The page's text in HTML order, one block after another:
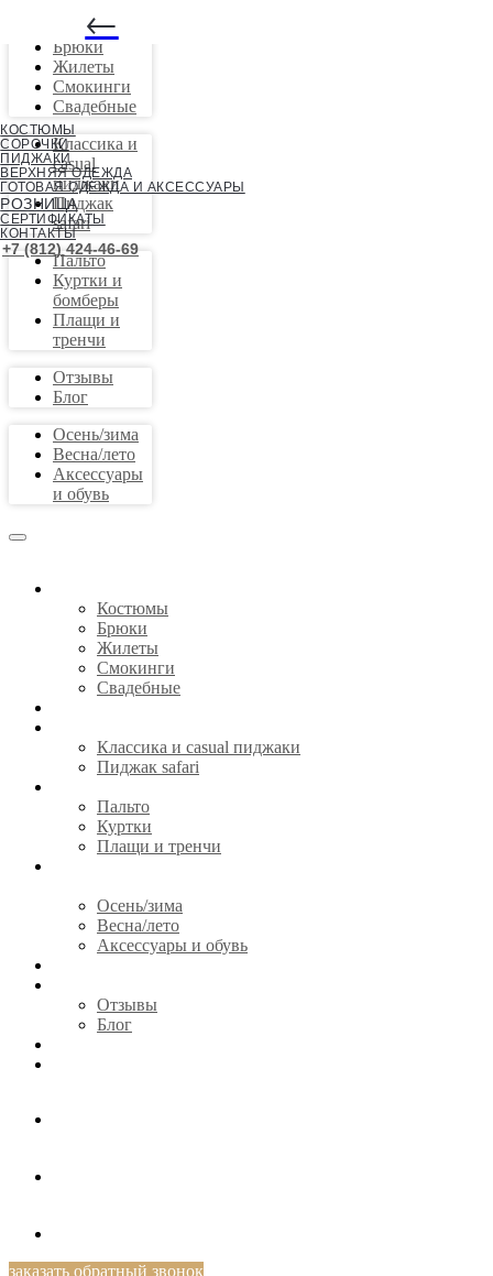
КОСТЮМЫ
←
СОРОЧКИ
ПИДЖАКИ
ВЕРХНЯЯ ОДЕЖДА
ГОТОВАЯ ОДЕЖДА И АКСЕССУАРЫ
РОЗНИЦА
СЕРТИФИКАТЫ
КОНТАКТЫ
+7 (812) 424-46-69
Костюмы
Брюки
Жилеты
Смокинги
Свадебные
Классика и
casual
пиджаки
Пиджак
safari
Пальто
Куртки и
бомберы
Плащи и
тренчи
Отзывы
Блог
Осень/зима
Весна/лето
Аксессуары
и обувь
Костюмы
Брюки
Жилеты
Смокинги
Свадебные
Классика и casual пиджаки
Пиджак safari
Пальто
Куртки
Плащи и тренчи
Осень/зима
Весна/лето
Аксессуары и обувь
Отзывы
Блог
заказать обратный звонок